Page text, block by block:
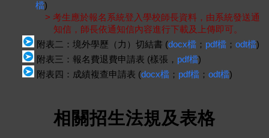
檔)
> 考生應於報名系統登入學校師長資料，由系統發送通
知信，師長依通知信內容進行下載及上傳即可。
附表二：境外學歷（力）切結書 (docx檔 ； pdf檔 ； odt檔)
附表三：報名費退費申請表 (樣張， pdf檔)
附表四：成績複查申請表 (docx檔 ； pdf檔 ； odt檔)
相關招生法規及表格